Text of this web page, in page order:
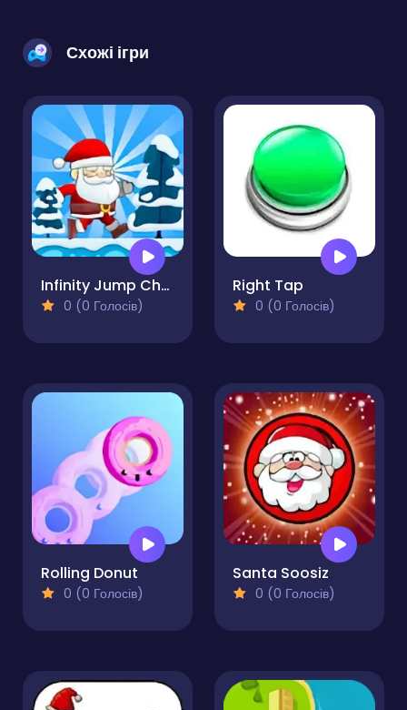
Схожі ігри
Infinity Jump Christmas
0 (0 Голосів)
Right Tap
0 (0 Голосів)
Rolling Donut
0 (0 Голосів)
Santa Soosiz
0 (0 Голосів)